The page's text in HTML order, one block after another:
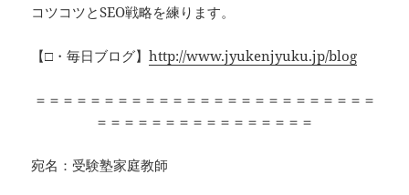
コツコツとSEO戦略を練ります。
【□・毎日ブログ】http://www.jyukenjyuku.jp/blog
＝＝＝＝＝＝＝＝＝＝＝＝＝＝＝＝＝＝＝＝＝＝＝＝＝
＝＝＝＝＝＝＝＝＝＝＝＝＝＝＝＝
宛名：受験塾家庭教師